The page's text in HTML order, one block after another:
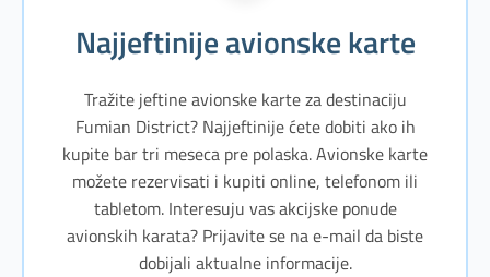
Najjeftinije avionske karte
Tražite jeftine avionske karte za destinaciju
Fumian District? Najjeftinije ćete dobiti ako ih
kupite bar tri meseca pre polaska. Avionske karte
možete rezervisati i kupiti online, telefonom ili
tabletom. Interesuju vas akcijske ponude
avionskih karata? Prijavite se na e-mail da biste
dobijali aktualne informacije.